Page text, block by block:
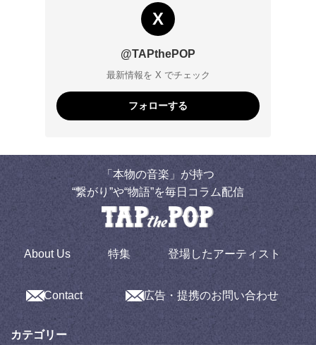
X
@TAPthePOP
最新情報を X でチェック
フォローする
「本物の音楽」が持つ
“繋がり”や“物語”を毎日コラム配信
About Us 特集 登場したアーティスト
Contact 広告・提携のお問い合わせ
カテゴリー